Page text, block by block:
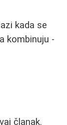
kada se
kombinuju -
članak.